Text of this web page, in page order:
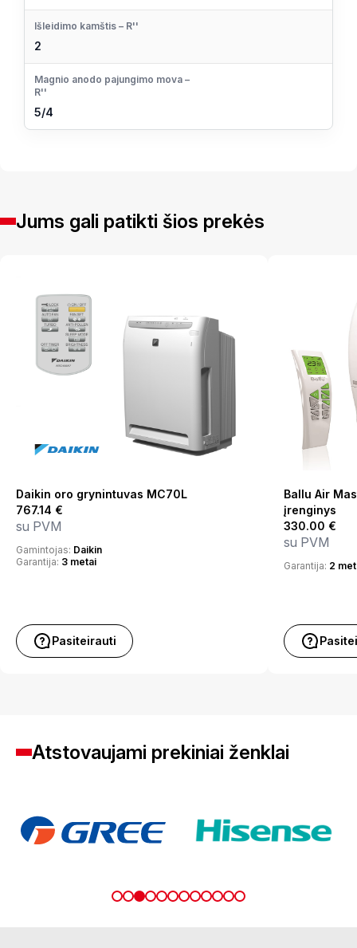
Išleidimo kamštis – R''
2
Magnio anodo pajungimo mova –
R''
5/4
Jums gali patikti šios prekės
Daikin oro grynintuvas MC70L
767.14 €
su PVM
Gamintojas: Daikin
Garantija: 3 metai
Pasiteirauti
Ballu Air
įrenginys
330.00 €
su PVM
Garantija: 2
Atstovaujami prekiniai ženklai